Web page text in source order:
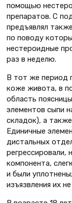
помощью
препаратов. С
предъявлял
по поводу
нестероидные
раз в неделю.
В тот же период
коже живота, в
область
элементов сыпи
складок), а
Единичные
дистальных
регрессировали,
компонента,
и были
изъязвления их